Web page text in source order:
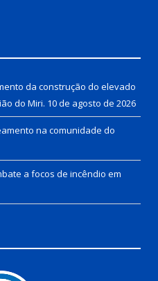
da construção do elevado
do Miri. 10 de agosto de 2026
na comunidade do
a focos de incêndio em